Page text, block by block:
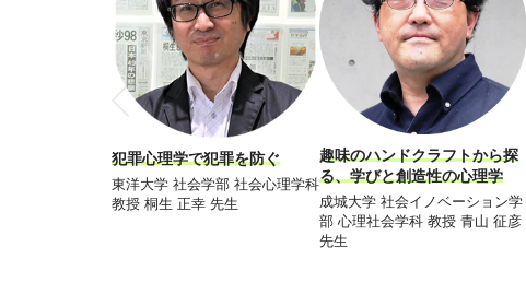
犯罪心理学で犯罪を防ぐ
東洋大学 社会学部 社会心理学科
教授 桐生 正幸 先生
趣味のハンドクラフトから探
る、学びと創造性の心理学
成城大学 社会イノベーション学
部 心理社会学科 教授 青山 征彦
先生